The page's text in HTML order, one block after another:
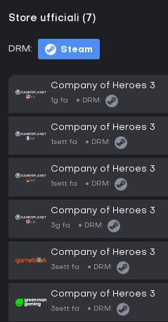
Store ufficiali (7)
DRM: Steam
Company of Heroes 3
1g fa DRM:
Company of Heroes 3
1sett fa DRM:
Company of Heroes 3
1sett fa DRM:
Company of Heroes 3
3g fa DRM:
Company of Heroes 3
3sett fa DRM:
Company of Heroes 3
3sett fa DRM: